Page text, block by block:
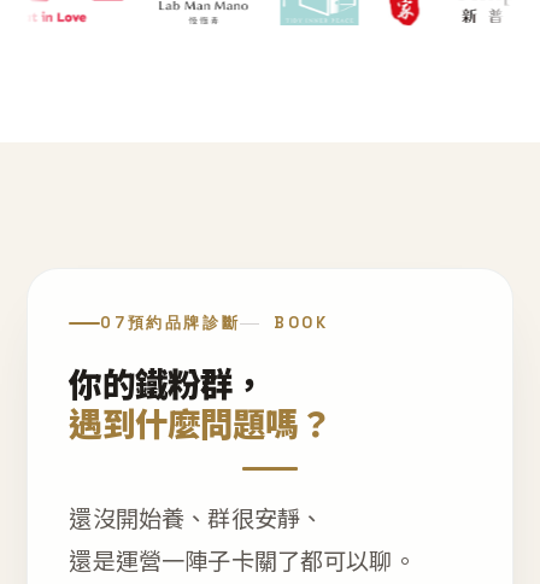
07預約品牌診斷 BOOK
你的鐵粉群，
遇到什麼問題嗎？
還沒開始養、群很安靜、
還是運營一陣子卡關了都可以聊。